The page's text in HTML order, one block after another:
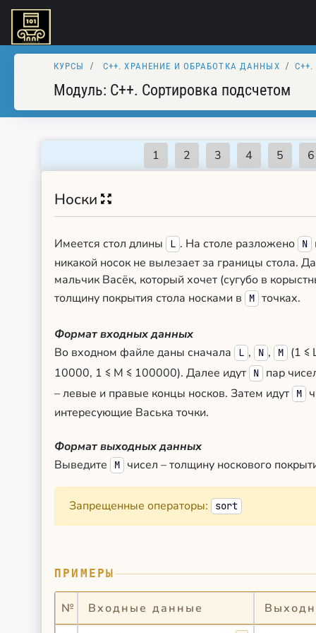
КУРСЫ C++. XРАНЕНИЕ И ОБРАБОТКА ДАННЫХ
Модуль: C++. Сортировка подсчетом
Носки
Имеется стол длины L . На столе разложено N
никакой носок не вылезает за границы стола.
мальчик Васёк, который хочет (сугубо в
толщину покрытия стола носками в
M точках.
Формат входных данных
Во входном файле даны сначала
L , N , M
(1 ≤
10000, 1 ≤ M ≤ 100000). Далее идут
N
пар
– левые и правые концы носков. Затем идут
M
интересующие Васька точки.
Формат выходных данных
Выведите
M чисел – толщину носкового
Запрещенные операторы: sort
ПРИМЕРЫ
№ Входные данные